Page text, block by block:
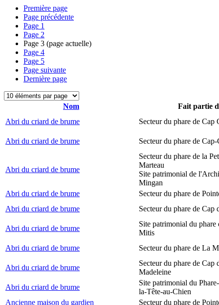
Première page
Page précédente
Page 1
Page 2
Page 3 (page actuelle)
Page 4
Page 5
Page suivante
Dernière page
Nom
Fait partie
Abri du criard de brume
Secteur du phare de Cap
Abri du criard de brume Secteur du phare de Cap-
Abri du criard de brume
Secteur du phare de la
Marteau
Site patrimonial de
Mingan
Abri du criard de brume
Secteur du phare de
Abri du criard de brume
Secteur du phare de Cap
Abri du criard de brume
Site patrimonial du phare
Mitis
Abri du criard de brume
Secteur du phare de La
Abri du criard de brume
Secteur du phare de Cap
Madeleine
Abri du criard de brume
Site patrimonial du
la-Tête-au-Chien
Ancienne maison du gardien
Secteur du phare de